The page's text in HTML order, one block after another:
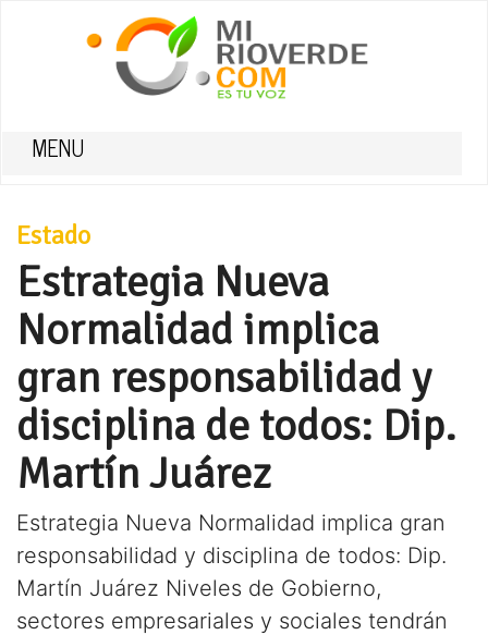
MENU
Estado
Estrategia Nueva
Normalidad implica
gran responsabilidad y
disciplina de todos: Dip.
Martín Juárez
Estrategia Nueva Normalidad implica gran
responsabilidad y disciplina de todos: Dip.
Martín Juárez Niveles de Gobierno,
sectores empresariales y sociales tendrán